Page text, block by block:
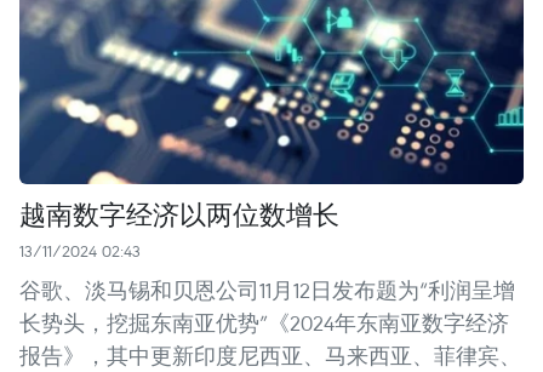
越南数字经济以两位数增长
13/11/2024 02:43
谷歌、淡马锡和贝恩公司11月12日发布题为“利润呈增
长势头，挖掘东南亚优势”《2024年东南亚数字经济
报告》，其中更新印度尼西亚、马来西亚、菲律宾、